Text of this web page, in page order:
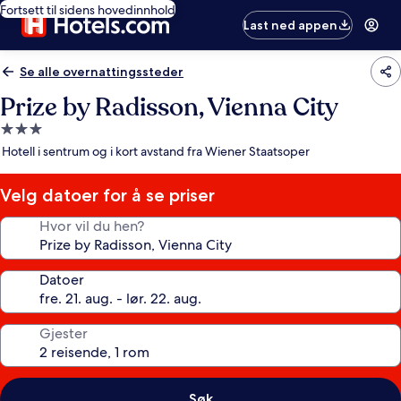
Fortsett til sidens hovedinnhold
Last ned appen
Se alle overnattingssteder
Prize by Radisson, Vienna City
Overnattingssted
med
stjerner
Hotell i sentrum og i kort avstand fra Wiener Staatsoper
Velg datoer for å se priser
Hvor vil du hen?
Datoer
Gjester